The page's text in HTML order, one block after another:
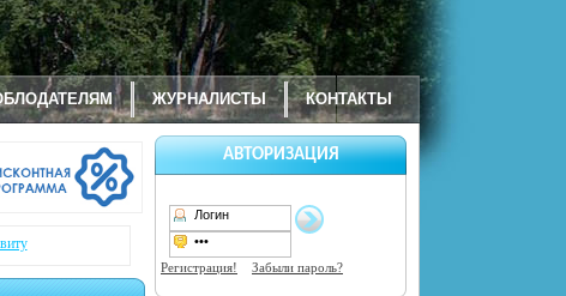
ЖУРНАЛИСТЫ КОНТАКТЫ
АВТОРИЗАЦИЯ
Регистрация! Забыли пароль?